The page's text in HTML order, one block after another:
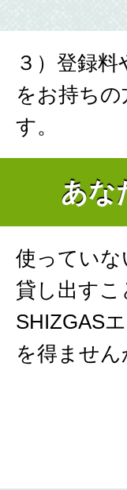
３）登録
をお持ち
す。
あな
使っていな
貸し出すこ
SHIZGAS
を得ません